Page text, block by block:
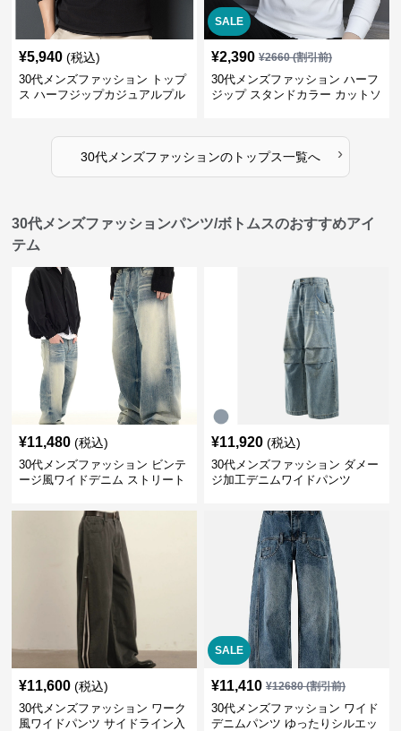
¥5,940 (税込)
30代メンズファッション トップ
ス ハーフジップカジュアルプル
SALE
¥2,390 ¥2660(割引前)
30代メンズファッション ハーフ
ジップ スタンドカラー カットソ
30代メンズファッションのトップス一覧へ ›
30代メンズファッションパンツ/ボトムスのおすすめアイ
テム
¥11,480 (税込)
30代メンズファッション ビンテ
ージ風ワイドデニム ストリート
¥11,920 (税込)
30代メンズファッション ダメー
ジ加工デニムワイドパンツ
¥11,600 (税込)
30代メンズファッション ワーク
風ワイドパンツ サイドライン入
SALE
¥11,410 ¥12680(割引前)
30代メンズファッション ワイド
デニムパンツ ゆったりシルエッ